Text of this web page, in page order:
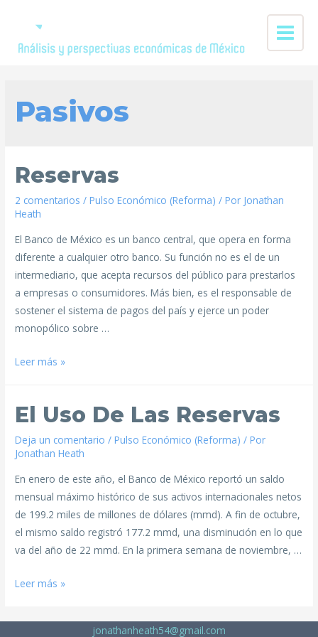
Pasivos
Reservas
2 comentarios /Pulso Económico (Reforma) / Por Jonathan
Heath
El Banco de México es un banco central, que opera en forma
diferente a cualquier otro banco. Su función no es el de un
intermediario, que acepta recursos del público para prestarlos
a empresas o consumidores. Más bien, es el responsable de
sostener el sistema de pagos del país y ejerce un poder
monopólico sobre …
Leer más »
El Uso De Las Reservas
Deja un comentario /Pulso Económico (Reforma) / Por
Jonathan Heath
En enero de este año, el Banco de México reportó un saldo
mensual máximo histórico de sus activos internacionales netos
de 199.2 miles de millones de dólares (mmd). A fin de octubre,
el mismo saldo registró 177.2 mmd, una disminución en lo que
va del año de 22 mmd. En la primera semana de noviembre, …
Leer más »
jonathanheath54@gmail.com